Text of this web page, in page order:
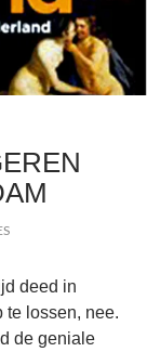
deed in
te lossen, nee.
de geniale